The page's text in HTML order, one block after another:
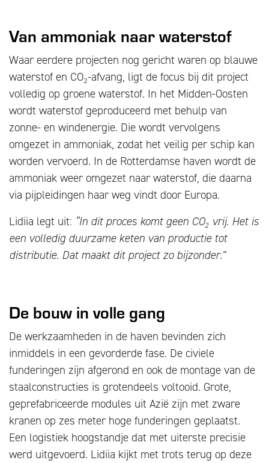
Van ammoniak naar waterstof
Waar eerdere projecten nog gericht waren op blauwe
waterstof en CO₂-afvang, ligt de focus bij dit project
volledig op groene waterstof. In het Midden-Oosten
wordt waterstof geproduceerd met behulp van
zonne- en windenergie. Die wordt vervolgens
omgezet in ammoniak, zodat het veilig per schip kan
worden vervoerd. In de Rotterdamse haven wordt de
ammoniak weer omgezet naar waterstof, die daarna
via pijpleidingen haar weg vindt door Europa.
Lidiia legt uit: “In dit proces komt geen CO₂ vrij. Het is
een volledig duurzame keten van productie tot
distributie. Dat maakt dit project zo bijzonder.”
De bouw in volle gang
De werkzaamheden in de haven bevinden zich
inmiddels in een gevorderde fase. De civiele
funderingen zijn afgerond en ook de montage van de
staalconstructies is grotendeels voltooid. Grote,
geprefabriceerde modules uit Azië zijn met zware
kranen op zes meter hoge funderingen geplaatst.
Een logistiek hoogstandje dat met uiterste precisie
werd uitgevoerd. Lidiia kijkt met trots terug op deze